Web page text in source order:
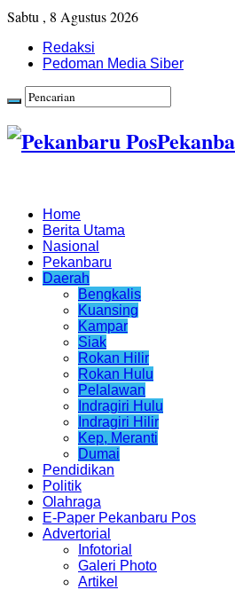
Sabtu , 8 Agustus 2026
Redaksi
Pedoman Media Siber
Home
Berita Utama
Nasional
Pekanbaru
Daerah
Bengkalis
Kuansing
Kampar
Siak
Rokan Hilir
Rokan Hulu
Pelalawan
Indragiri Hulu
Indragiri Hilir
Kep, Meranti
Dumai
Pendidikan
Politik
Olahraga
E-Paper Pekanbaru Pos
Advertorial
Infotorial
Galeri Photo
Artikel